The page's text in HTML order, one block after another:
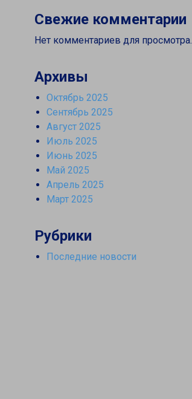
Свежие комментарии
Нет комментариев для просмотра.
Архивы
Октябрь 2025
Сентябрь 2025
Август 2025
Июль 2025
Июнь 2025
Май 2025
Апрель 2025
Март 2025
Рубрики
Последние новости